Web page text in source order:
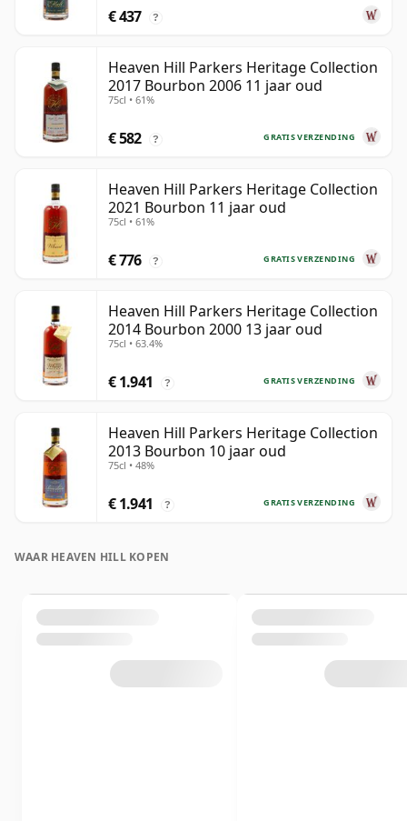
€ 437 ?
Heaven Hill Parkers Heritage Collection
2017 Bourbon 2006 11 jaar oud
75cl • 61%
GRATIS VERZENDING
€ 582 ?
Heaven Hill Parkers Heritage Collection
2021 Bourbon 11 jaar oud
75cl • 61%
GRATIS VERZENDING
€ 776 ?
Heaven Hill Parkers Heritage Collection
2014 Bourbon 2000 13 jaar oud
75cl • 63.4%
GRATIS VERZENDING
€ 1.941 ?
Heaven Hill Parkers Heritage Collection
2013 Bourbon 10 jaar oud
75cl • 48%
GRATIS VERZENDING
€ 1.941 ?
WAAR HEAVEN HILL KOPEN